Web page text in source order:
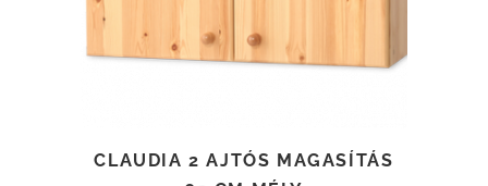
CLAUDIA 2 AJTÓS MAGASÍTÁS